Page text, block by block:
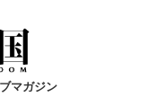
マガジン